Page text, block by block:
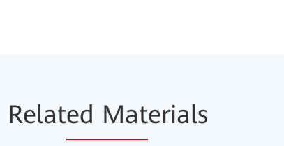
Related Materials